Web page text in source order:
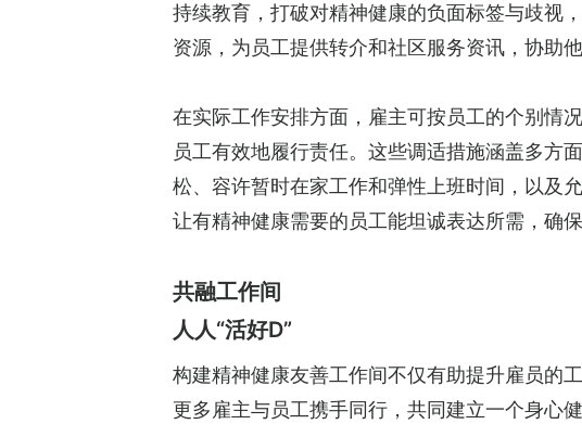
持续教育，打破对精神健康的负面标签与歧视
资源，为员工提供转介和社区服务资讯，协助
在实际工作安排方面，雇主可按员工的个别情
员工有效地履行责任。这些调适措施涵盖多方
松、容许暂时在家工作和弹性上班时间，以及
让有精神健康需要的员工能坦诚表达所需，确
共融工作间
人人“活好D”
构建精神健康友善工作间不仅有助提升雇员的
更多雇主与员工携手同行，共同建立一个身心